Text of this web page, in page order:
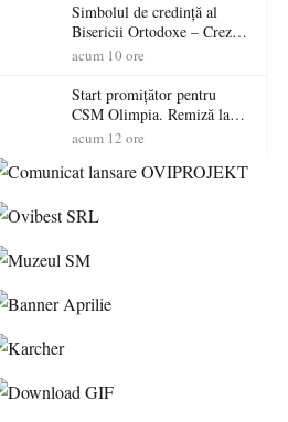
Simbolul de credinţă al
Bisericii Ortodoxe – Crezul
(3)
acum 10 ore
Start promițător pentru
CSM Olimpia. Remiză la
Dumbrăvița în debutul
acum 12 ore